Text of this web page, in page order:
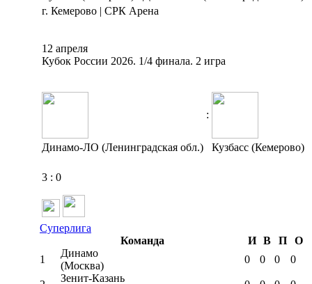
г. Кемерово | СРК Арена
12 апреля
Кубок России 2026. 1/4 финала. 2 игра
:
Динамо-ЛО (Ленинградская обл.) Кузбасс (Кемерово)
3 : 0
Суперлига
Команда
И В П
О
1
Динамо
(Москва)
0 0 0 0
Зенит-Казань